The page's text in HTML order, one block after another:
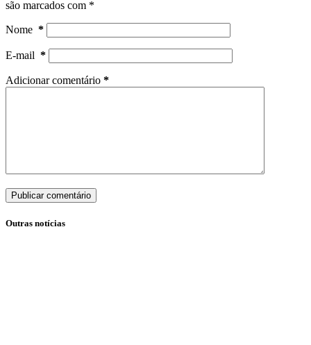
são marcados com *
Nome *
E-mail *
Adicionar comentário *
Publicar comentário
Outras notícias